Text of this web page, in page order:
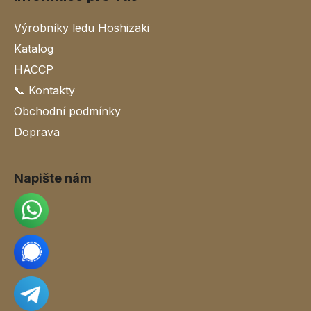
Výrobníky ledu Hoshizaki
Katalog
HACCP
📞 Kontakty
Obchodní podmínky
Doprava
Napište nám